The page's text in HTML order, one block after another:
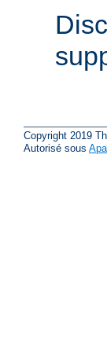
Copyright 2019
Autorisé sous